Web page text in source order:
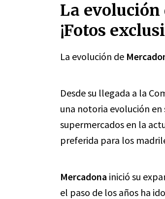
La
¡Fotos
La evolución de
Desde su llegada a la
una notoria evolución en
supermercados en la
preferida para los
Mercadona inició su
el paso de los años ha